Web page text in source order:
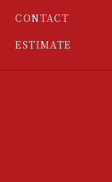
CONTACT
ESTIMATE